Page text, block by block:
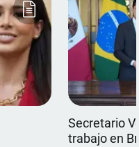
Secretario
trabajo en